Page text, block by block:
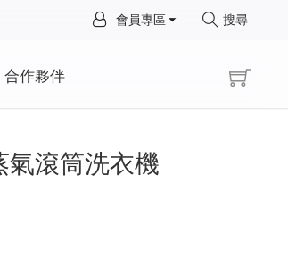
會員專區 搜尋
合作夥伴
氣滾筒洗衣機
×